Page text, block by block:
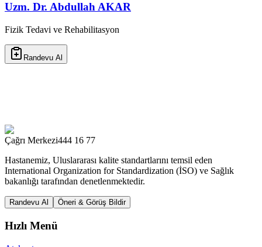
Uzm. Dr. Abdullah AKAR
Fizik Tedavi ve Rehabilitasyon
Randevu Al
Çağrı Merkezi444 16 77
Hastanemiz, Uluslararası kalite standartlarını temsil eden
International Organization for Standardization (İSO) ve Sağlık
bakanlığı tarafından denetlenmektedir.
Randevu Al Öneri & Görüş Bildir
Hızlı Menü